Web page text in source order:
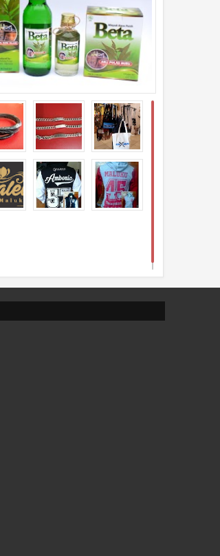
Kaos Bastel Design